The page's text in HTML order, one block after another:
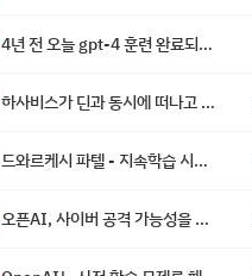
4년 전 오늘 gpt-4 훈련 완료되었다고 함
하사비스가 딘과 동시에 떠나고 싶어 했다
드와르케시 파텔 - 지속학습 시대에 대한 8가지 예측
오픈AI, 사이버 공격 가능성을 이유로 아스트라 모델 출시 연기